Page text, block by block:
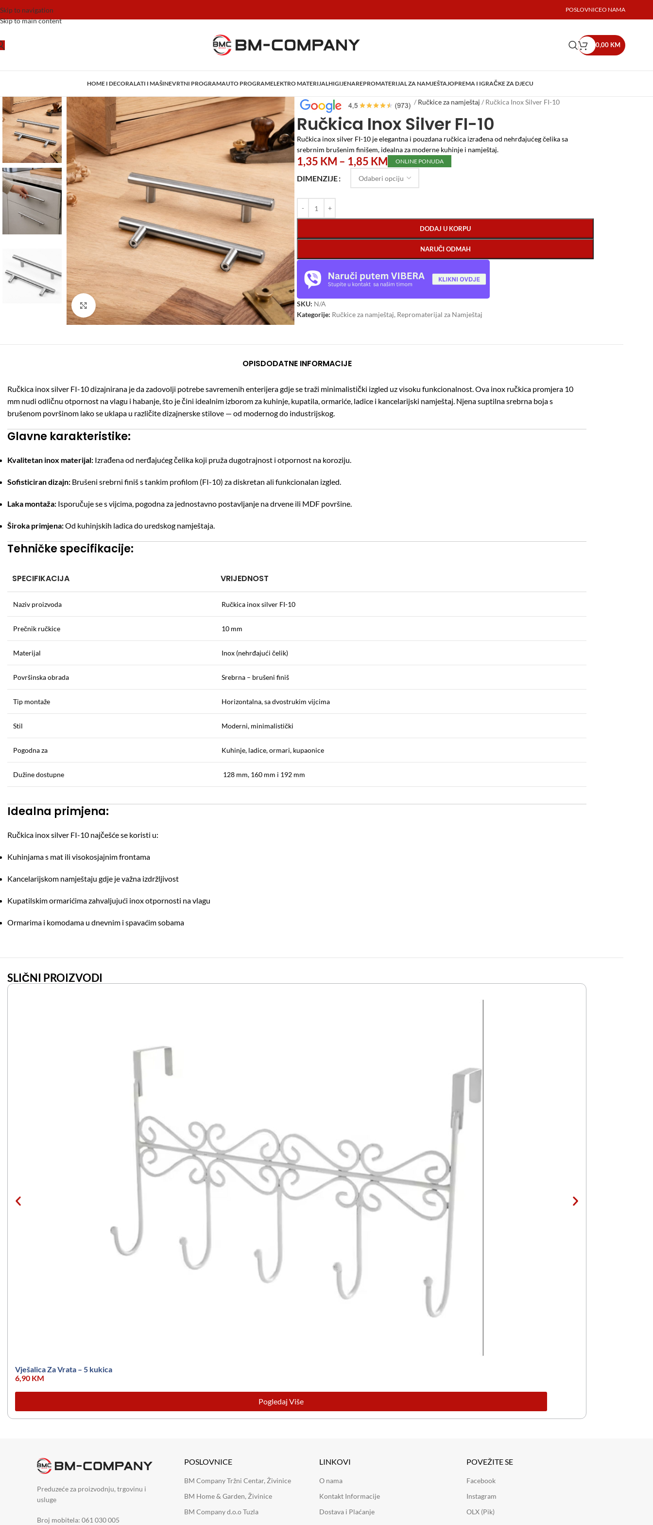
Skip to navigation
Skip to main content
POSLOVNICEO NAMA
0,00 KM
HOME I DECORALATI I MAŠINEVRTNI PROGRAMAUTO PROGRAMELEKTRO MATERIJALHIGIJENAREPROMATERIJAL ZA NAMJEŠTAJOPREMA I IGRAČKE ZA DJECU
Click to enlarge
Početna/Repromaterijal za Namještaj / Ručkice za namještaj / Ručkica Inox Silver FI-10
Ručkica Inox Silver FI-10
Ručkica inox silver FI-10 je elegantna i pouzdana ručkica izrađena od nehrđajućeg čelika sa
srebrnim brušenim finišem, idealna za moderne kuhinje i namještaj.
1,35 KM – 1,85 KM ONLINE PONUDA
DIMENZIJE
DODAJ U KORPU
NARUČI ODMAH
SKU: N/A
Kategorije: Ručkice za namještaj, Repromaterijal za Namještaj
OPISDODATNE INFORMACIJE
Ručkica inox silver FI-10 dizajnirana je da zadovolji potrebe savremenih enterijera gdje se traži minimalistički izgled uz visoku funkcionalnost. Ova inox ručkica promjera 10
mm nudi odličnu otpornost na vlagu i habanje, što je čini idealnim izborom za kuhinje, kupatila, ormariće, ladice i kancelarijski namještaj. Njena suptilna srebrna boja s
brušenom površinom lako se uklapa u različite dizajnerske stilove — od modernog do industrijskog.
Glavne karakteristike:
Kvalitetan inox materijal: Izrađena od nerđajućeg čelika koji pruža dugotrajnost i otpornost na koroziju.
Sofisticiran dizajn: Brušeni srebrni finiš s tankim profilom (FI-10) za diskretan ali funkcionalan izgled.
Laka montaža: Isporučuje se s vijcima, pogodna za jednostavno postavljanje na drvene ili MDF površine.
Široka primjena:Od kuhinjskih ladica do uredskog namještaja.
Tehničke specifikacije:
SPECIFIKACIJA VRIJEDNOST
Naziv proizvoda Ručkica inox silver FI-10
Prečnik ručkice 10 mm
Materijal Inox (nehrđajući čelik)
Površinska obrada Srebrna – brušeni finiš
Tip montaže Horizontalna, sa dvostrukim vijcima
Stil Moderni, minimalistički
Pogodna za Kuhinje, ladice, ormari, kupaonice
Dužine dostupne 128 mm, 160 mm i 192 mm
Idealna primjena:
Ručkica inox silver FI-10 najčešće se koristi u:
Kuhinjama s mat ili visokosjajnim frontama
Kancelarijskom namještaju gdje je važna izdržljivost
Kupatilskim ormarićima zahvaljujući inox otpornosti na vlagu
Ormarima i komodama u dnevnim i spavaćim sobama
SLIČNI PROIZVODI
Vješalica Za Vrata – 5 kukica
6,90 KM
Pogledaj Više
Preduzeće za proizvodnju, trgovinu i
usluge
Broj mobitela: 061 030 005
POSLOVNICE
BM Company Tržni Centar, Živinice
BM Home & Garden, Živinice
BM Company d.o.o Tuzla
LINKOVI
O nama
Kontakt Informacije
Dostava i Plaćanje
POVEŽITE SE
Facebook
Instagram
OLX (Pik)